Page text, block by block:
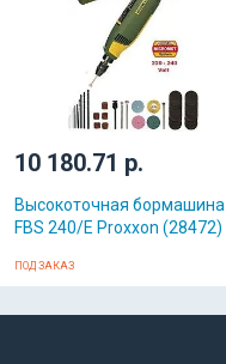
10 180.71 р.
Высокоточная бормашина
FBS 240/E Proxxon (28472)
ПОД ЗАКАЗ